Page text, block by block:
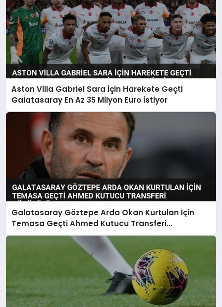
Aston Villa Gabriel Sara İçin Harekete Geçti
Galatasaray En Az 35 Milyon Euro İstiyor
Galatasaray Göztepe Arda Okan Kurtulan İçin
Temasa Geçti Ahmed Kutucu Transferi
Görüşülüyor